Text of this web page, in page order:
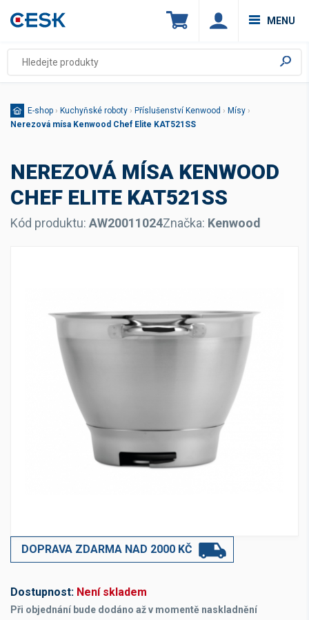
MENU
E-shop › Kuchyňské roboty › Příslušenství Kenwood › Mísy ›
Nerezová mísa Kenwood Chef Elite KAT521SS
NEREZOVÁ MÍSA KENWOOD
CHEF ELITE KAT521SS
Kód produktu: AW20011024Značka: Kenwood
DOPRAVA ZDARMA NAD 2000 KČ
Dostupnost: Není skladem
Při objednání bude dodáno až v momentě naskladnění